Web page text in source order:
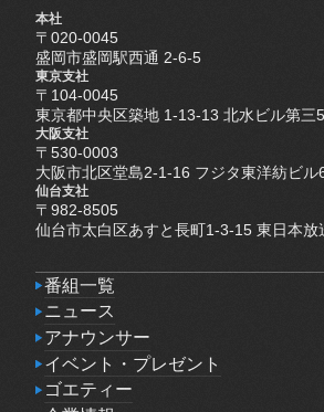
本社
〒020-0045
盛岡市盛岡駅西通 2-6-5
東京支社
〒104-0045
東京都中央区築地 1-13-13 北水ビル第三
大阪支社
〒530-0003
大阪市北区堂島2-1-16 フジタ東洋紡ビル
仙台支社
〒982-8505
仙台市太白区あすと長町1-3-15 東日本放
番組一覧
番組一覧
ニュース
ニュース
アナウンサー
アナウンサー
イベント・プレゼント
イベント・プレゼント
ゴエティー